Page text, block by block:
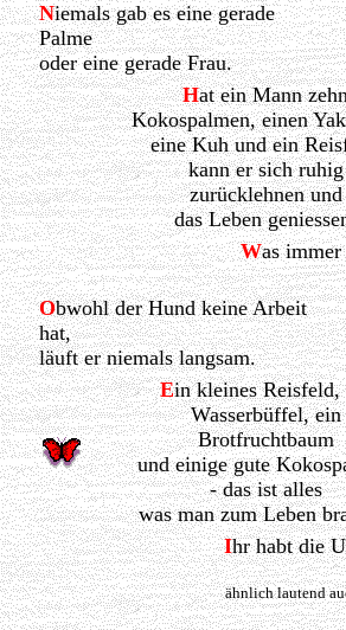
Niemals gab es eine gerade
Palme
oder eine gerade Frau.
Hat ein Mann
Kokospalmen, einen
eine Kuh und ein
kann er sich ruhig
zurücklehnen und
das Leben
Was
Obwohl der Hund keine Arbeit
hat,
läuft er niemals langsam.
Ein kleines Reisfeld,
Wasserbüffel, ein
Brotfruchtbaum
und einige gute
- das ist alles
was man zum Leben
Ihr habt die
ähnlich lautend